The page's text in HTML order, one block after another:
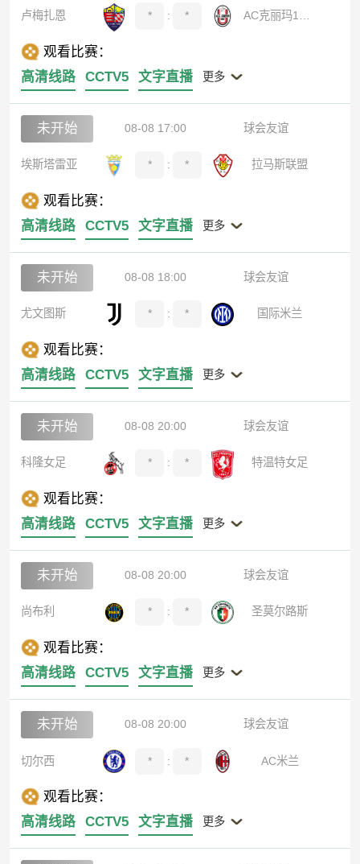
卢梅扎恩 * : * AC克丽玛1908
观看比赛：
高清线路
CCTV5 文字直播 更多
未开始 08-08 17:00 球会友谊
埃斯塔雷亚 * : * 拉马斯联盟
观看比赛：
高清线路
CCTV5 文字直播 更多
未开始 08-08 18:00 球会友谊
尤文图斯 * : * 国际米兰
观看比赛：
高清线路
CCTV5 文字直播 更多
未开始 08-08 20:00 球会友谊
科隆女足 * : * 特温特女足
观看比赛：
高清线路
CCTV5 文字直播 更多
未开始 08-08 20:00 球会友谊
尚布利 * : * 圣莫尔路斯
观看比赛：
高清线路
CCTV5 文字直播 更多
未开始 08-08 20:00 球会友谊
切尔西 * : * AC米兰
观看比赛：
高清线路
CCTV5 文字直播 更多